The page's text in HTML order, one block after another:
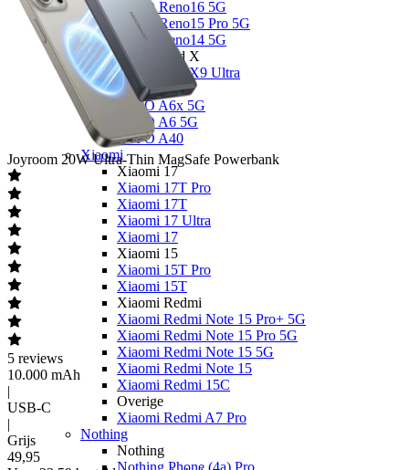
OPPO Reno16 5G
OPPO Reno15 Pro 5G
OPPO Reno14 5G
OPPO Find X
OPPO Find X9 Ultra
OPPO A
OPPO A6x 5G
OPPO A6 5G
OPPO A40
Xiaomi
Xiaomi 17
Xiaomi 17T Pro
Xiaomi 17T
Xiaomi 17 Ultra
Xiaomi 17
Xiaomi 15
Xiaomi 15T Pro
Xiaomi 15T
Xiaomi Redmi
Xiaomi Redmi Note 15 Pro+ 5G
Xiaomi Redmi Note 15 Pro 5G
Xiaomi Redmi Note 15 5G
Xiaomi Redmi Note 15
Xiaomi Redmi 15C
Overige
Xiaomi Redmi A7 Pro
Nothing
Nothing
Nothing Phone (4a) Pro
Joyroom 20W Ultra-Thin MagSafe Powerbank
5 reviews
10.000 mAh
|
USB-C
|
Grijs
49,95